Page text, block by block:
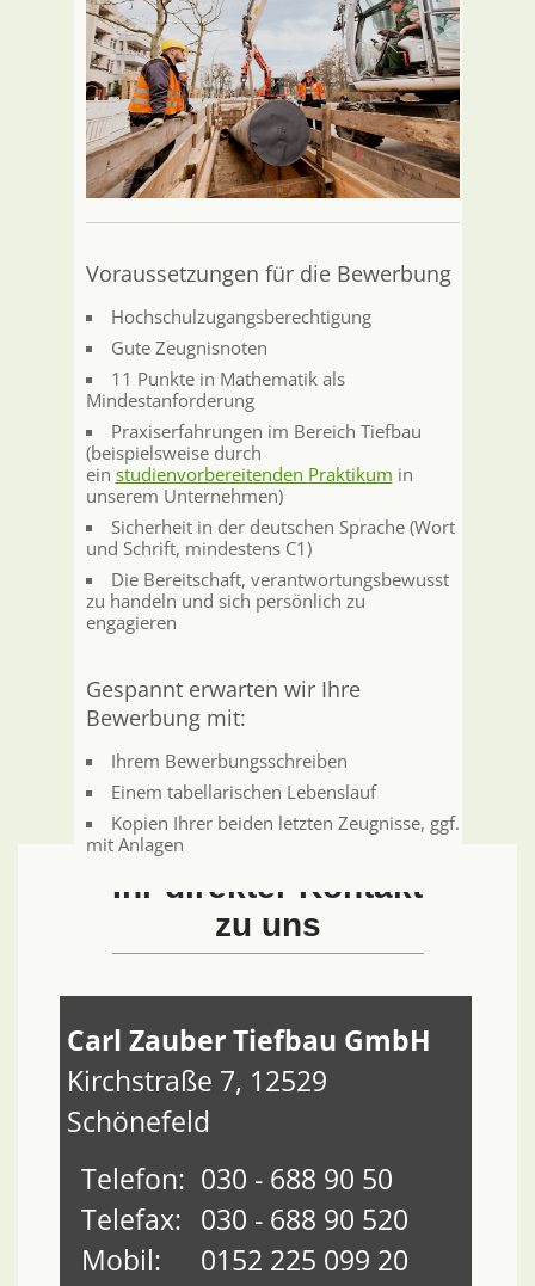
Voraussetzungen für die Bewerbung
Hochschulzugangsberechtigung
Gute Zeugnisnoten
11 Punkte in Mathematik als
Mindestanforderung
Praxiserfahrungen im Bereich Tiefbau
(beispielsweise durch
ein studienvorbereitenden Praktikum in
unserem Unternehmen)
Sicherheit in der deutschen Sprache (Wort
und Schrift, mindestens C1)
Die Bereitschaft, verantwortungsbewusst
zu handeln und sich persönlich zu
engagieren
Gespannt erwarten wir Ihre
Bewerbung mit:
Ihrem Bewerbungsschreiben
Einem tabellarischen Lebenslauf
Kopien Ihrer beiden letzten Zeugnisse, ggf.
mit Anlagen
Ihr direkter Kontakt
zu uns
Carl Zauber Tiefbau GmbH
Kirchstraße 7, 12529
Schönefeld
Telefon: 030 - 688 90 50
Telefax: 030 - 688 90 520
Mobil:
0152 225 099 20